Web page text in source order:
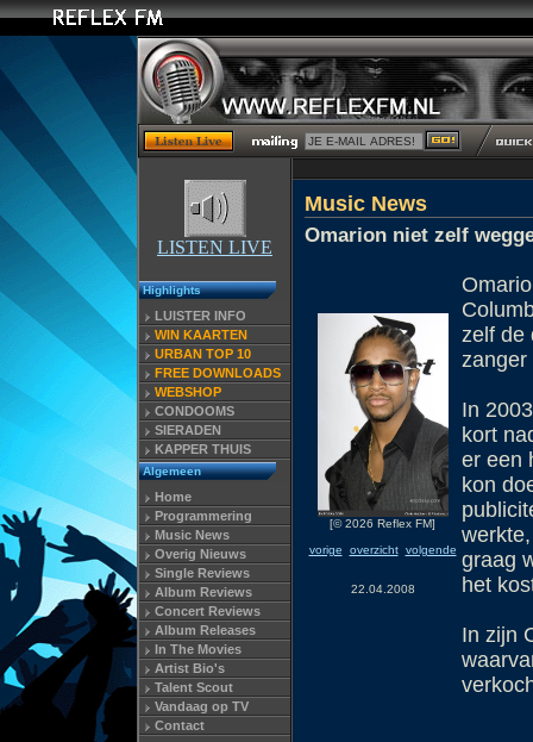
LISTEN LIVE
Highlights
LUISTER INFO
WIN KAARTEN
URBAN TOP 10
FREE DOWNLOADS
WEBSHOP
CONDOOMS
SIERADEN
KAPPER THUIS
Algemeen
Home
Programmering
Music News
Overig Nieuws
Single Reviews
Album Reviews
Concert Reviews
Album Releases
In The Movies
Artist Bio's
Talent Scout
Vandaag op TV
Contact
Music News
Omarion niet zelf
[© 2026 Reflex FM]
vorige
overzicht volgende
22.04.2008
zelf de
zanger
In
kort
er een
kon
graag
het
In zijn